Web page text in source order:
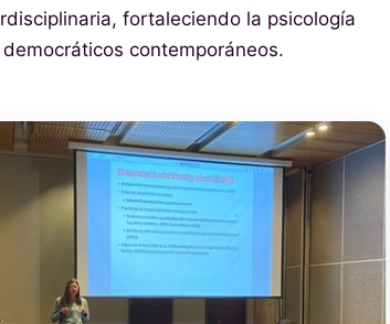
fortaleciendo la psicología
contemporáneos.